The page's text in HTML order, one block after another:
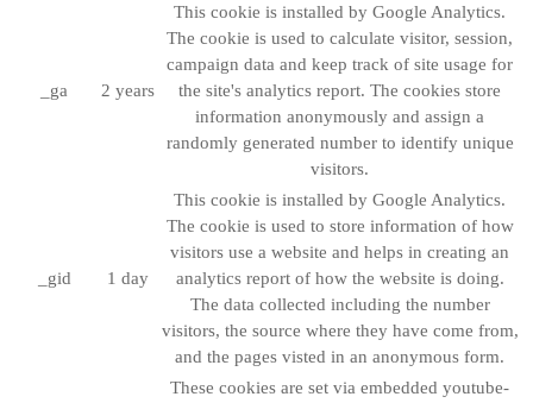
_ga 2 years
This cookie is installed by Google Analytics.
The cookie is used to calculate visitor, session,
campaign data and keep track of site usage for
the site's analytics report. The cookies store
information anonymously and assign a
randomly generated number to identify unique
visitors.
_gid 1 day
This cookie is installed by Google Analytics.
The cookie is used to store information of how
visitors use a website and helps in creating an
analytics report of how the website is doing.
The data collected including the number
visitors, the source where they have come from,
and the pages visted in an anonymous form.
These cookies are set via embedded youtube-